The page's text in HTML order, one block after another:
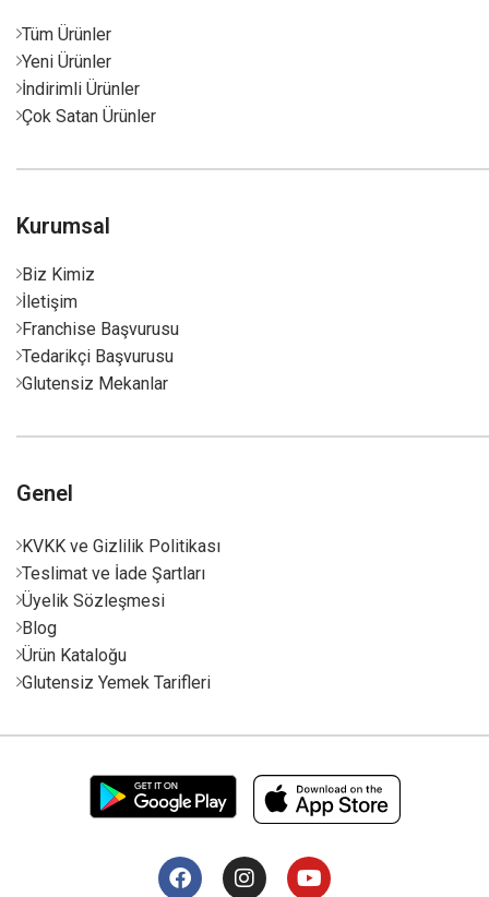
Tüm Ürünler
Yeni Ürünler
İndirimli Ürünler
Çok Satan Ürünler
Kurumsal
Biz Kimiz
İletişim
Franchise Başvurusu
Tedarikçi Başvurusu
Glutensiz Mekanlar
Genel
KVKK ve Gizlilik Politikası
Teslimat ve İade Şartları
Üyelik Sözleşmesi
Blog
Ürün Kataloğu
Glutensiz Yemek Tarifleri